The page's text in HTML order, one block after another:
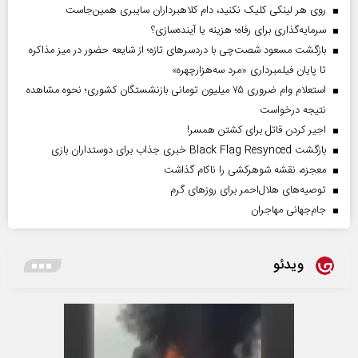
روی هر لینکی کلیک نکنید، دام کلاهبرداران سایبری همین‌جاست
سرمایه‌گذاری برای رفاه؛ هزینه یا آینده‌سازی؟
بازگشت مسعود شصت‌چی با دردسر‌های تازه؛ از شایعه حضور در میز مذاکره
تا پایان فیلمبرداری «مرد سه‌هزارچهره»
استعلام وام ضروری ۷۵ میلیون تومانی بازنشستگان کشوری؛ نحوه مشاهده
نتیجه درخواست
اجیر کردن قاتل برای کشتن همسر!
بازگشت Black Flag Resynced خبری جذاب برای دوستداران بازی
معجزه، نقشه شوهرکشی را ناکام گذاشت
توصیه‌های هلال‌احمر برای روز‌های گرم
جام‌جهانی مهاجران
ویدئو